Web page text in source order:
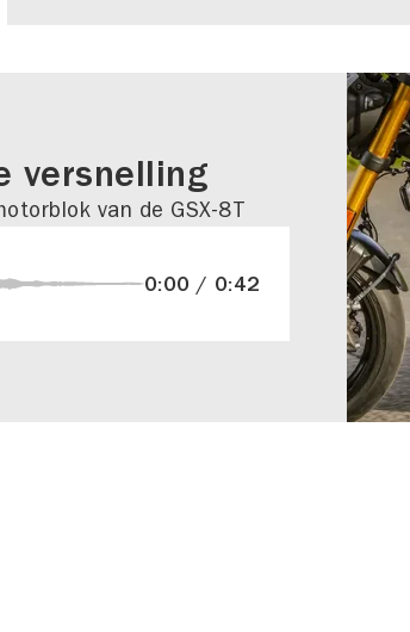
versnelling
van de GSX-8T
0:00 / 0:42